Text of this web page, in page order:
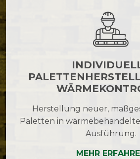
Herstellung neuer,
Paletten in
Ausführung.
MEHR